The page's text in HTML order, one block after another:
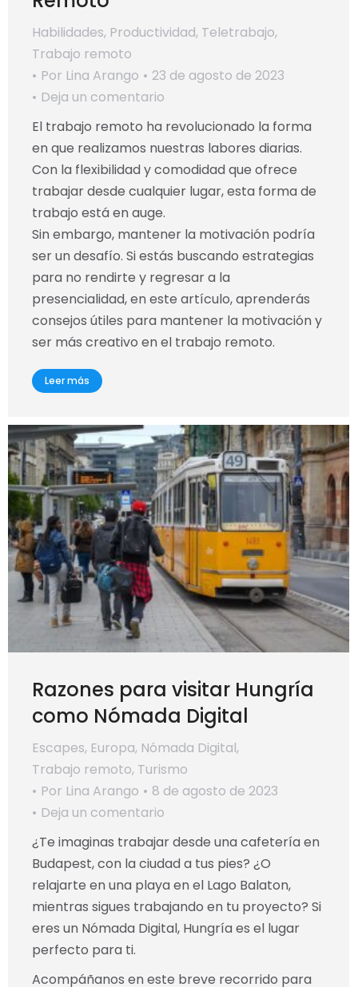
Habilidades, Productividad, Teletrabajo,
Trabajo remoto
Por Lina Arango
23 de agosto de 2023
Deja un comentario
El trabajo remoto ha revolucionado la forma
en que realizamos nuestras labores diarias.
Con la flexibilidad y comodidad que ofrece
trabajar desde cualquier lugar, esta forma de
trabajo está en auge.
Sin embargo, mantener la motivación podría
ser un desafío. Si estás buscando estrategias
para no rendirte y regresar a la
presencialidad, en este artículo, aprenderás
consejos útiles para mantener la motivación y
ser más creativo en el trabajo remoto.
Leer más
Razones para visitar Hungría
como Nómada Digital
Escapes, Europa, Nómada Digital,
Trabajo remoto, Turismo
Por Lina Arango
8 de agosto de 2023
Deja un comentario
¿Te imaginas trabajar desde una cafetería en
Budapest, con la ciudad a tus pies? ¿O
relajarte en una playa en el Lago Balaton,
mientras sigues trabajando en tu proyecto? Si
eres un Nómada Digital, Hungría es el lugar
perfecto para ti.
Acompáñanos en este breve recorrido para